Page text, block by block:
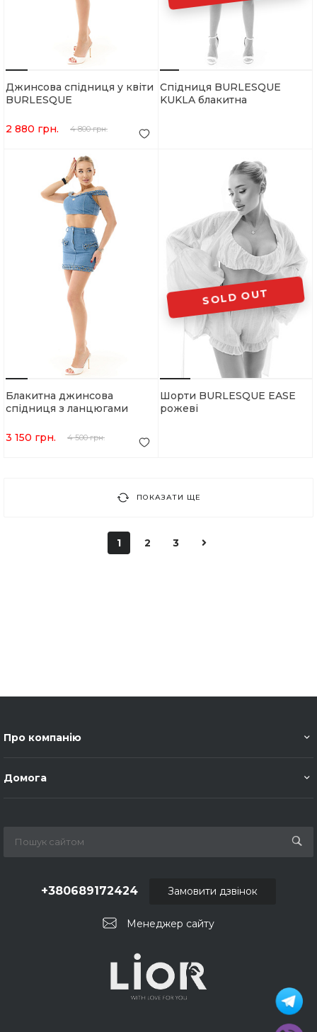
Джинсова спідниця у квіти
BURLESQUE
2 880 грн. 4 800 грн.
Спідниця BURLESQUE
KUKLA блакитна
Блакитна джинсова
спідниця з ланцюгами
3 150 грн.
4 500 грн.
Шорти BURLESQUE EASE
рожеві
SOLD OUT
ПОКАЗАТИ ЩЕ
1 2 3
Про компанію
Домога
Менеджер сайту
+380689172424 Замовити дзвінок